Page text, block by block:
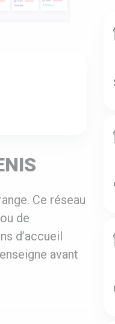
Ce réseau
de
d’accueil
avant